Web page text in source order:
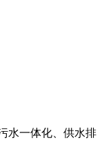
水一体化、供水排